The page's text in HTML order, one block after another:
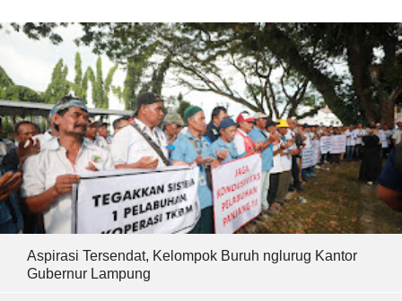
Aspirasi Tersendat, Kelompok Buruh nglurug Kantor
Gubernur Lampung